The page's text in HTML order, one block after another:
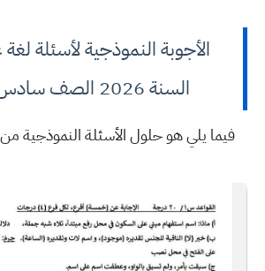
الأجوبة النموذجية لأسئلة
السنة 2026 الصف سادس العلمي
فيما يلي هو حلول الأسئلة النموذجية